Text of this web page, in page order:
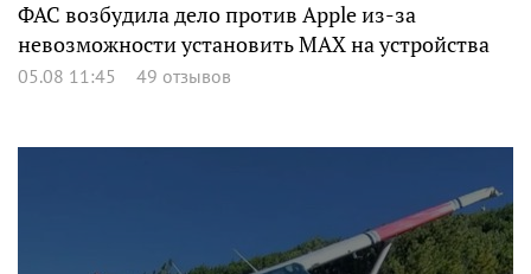
ФАС возбудила дело против Apple из-за
невозможности установить MAX на устройства
05.08 11:45 49 отзывов